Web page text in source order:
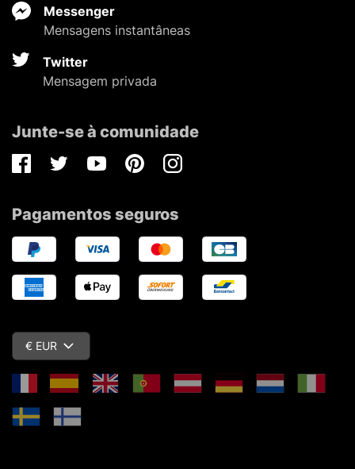
Messenger
Mensagens instantâneas
Twitter
Mensagem privada
Junte-se à comunidade
FacebookTwitterYoutubePinterestInstagram
Pagamentos seguros
€ EUR